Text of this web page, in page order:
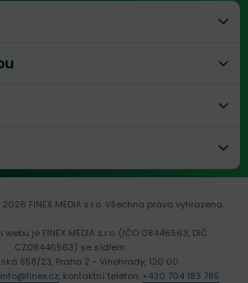
FINEX MEDIA s.r.o.Všechna práva vyhrazena.
je FINEX MEDIA s.r.o. (IČO 08446563, DIČ
CZ08446563) se sídlem
858/23, Praha 2 - Vinohrady, 120 00
info@finex.cz, kontaktní telefon: +420 704 183 785